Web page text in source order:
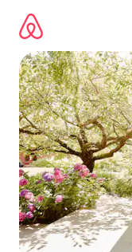
contenido